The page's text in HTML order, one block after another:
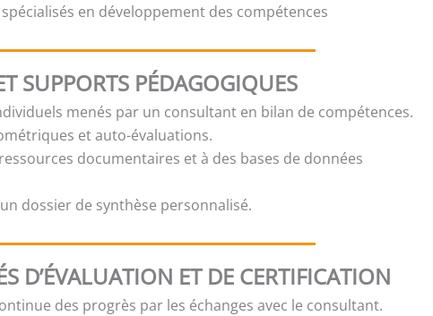
en développement des compétences
SUPPORTS PÉDAGOGIQUES
menés par un consultant en bilan de compétences.
et auto-évaluations.
documentaires et à des bases de données
dossier de synthèse personnalisé.
D’ÉVALUATION ET DE CERTIFICATION
des progrès par les échanges avec le consultant.